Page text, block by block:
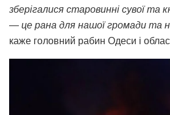
зберігалися старовинні сувої та
— це рана для нашої громади та
каже головний рабин Одеси і